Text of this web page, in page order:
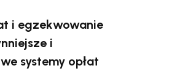
i egzekwowanie
i
systemy opłat